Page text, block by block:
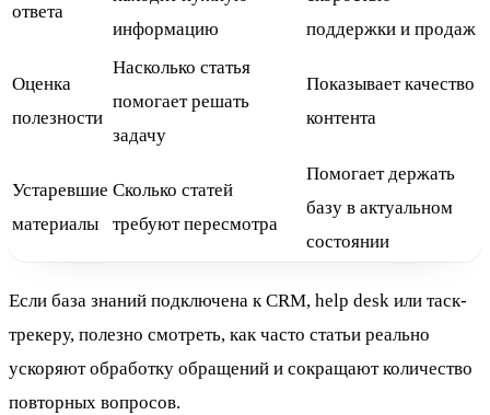
ответа
информацию
поддержки и продаж
Оценка
полезности
Насколько статья
помогает решать
задачу
Показывает качество
контента
Устаревшие
материалы
Сколько статей
требуют пересмотра
Помогает держать
базу в актуальном
состоянии
Если база знаний подключена к CRM, help desk или таск-
трекеру, полезно смотреть, как часто статьи реально
ускоряют обработку обращений и сокращают количество
повторных вопросов.